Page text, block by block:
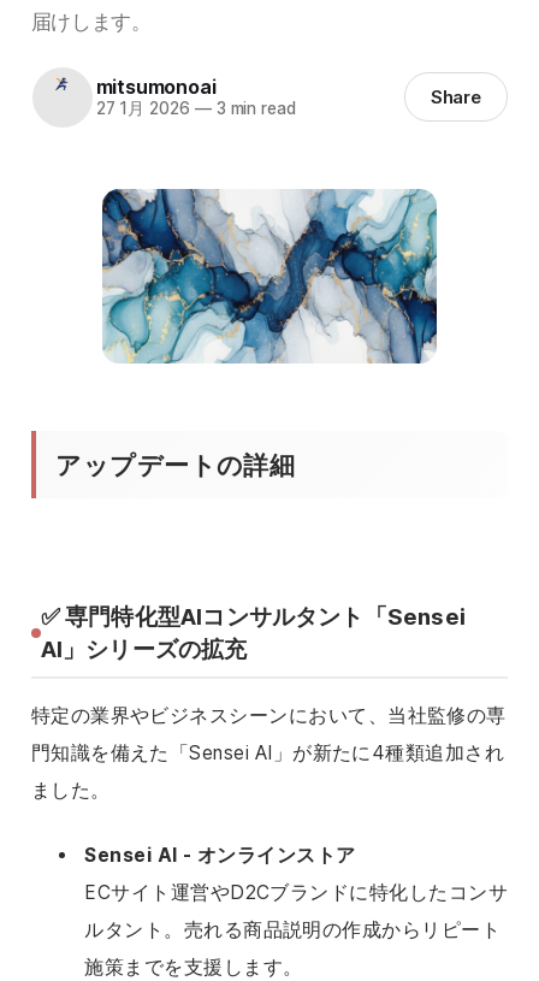
届けします。
mitsumonoai
27 1月 2026 —3 min read Share
アップデートの詳細
✅ 専門特化型AIコンサルタント「Sensei
AI」シリーズの拡充
特定の業界やビジネスシーンにおいて、当社監修の専
門知識を備えた「Sensei AI」が新たに4種類追加され
ました。
Sensei AI - オンラインストア
ECサイト運営やD2Cブランドに特化したコンサ
ルタント。売れる商品説明の作成からリピート
施策までを支援します。